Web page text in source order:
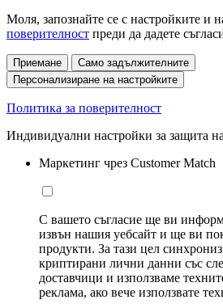
Моля, запознайте се с настройките и
поверителност преди да дадете
Приемане
Само задължителните
Персонализиране на настройките
Политика за поверителност
Индивидуални настройки за защита
Маркетинг чрез Customer Match
С вашето съгласие ще ви
извън нашия уебсайт и ще ви
продукти. За тази цел
криптирани лични данни със
доставчици и използваме
реклама, ако вече използвате